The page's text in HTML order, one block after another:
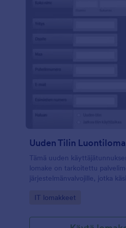
Uuden Tilin
Tämä uuden
lomake on tarkoitettu
järjestelmänvalvojille, jotka
uusia käyttäjäpyyntöjä tai
lomake helpottaa käyttäjien
Go to Category:
IT lomakkeet